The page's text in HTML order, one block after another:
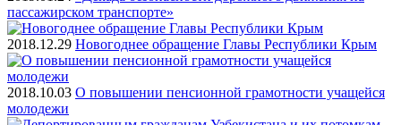
пассажирском транспорте»
2018.12.29 Новогоднее обращение Главы Республики Крым
2018.10.03 О повышении пенсионной грамотности учащейся
молодежи